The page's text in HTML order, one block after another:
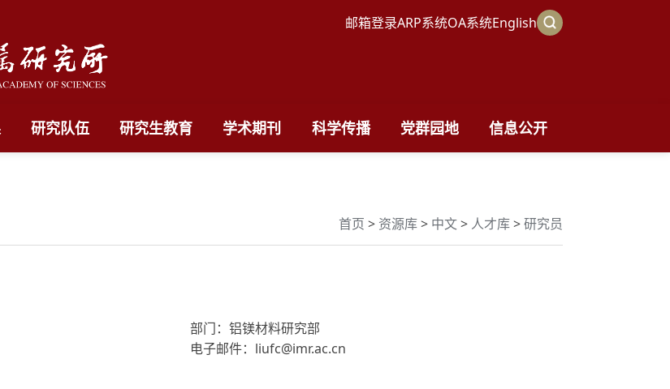
邮箱登录ARP系统OA系统English
研究队伍 研究生教育 学术期刊 科学传播 党群园地 信息公开
首页 > 资源库> 中文> 人才库>研究员
部门：铝镁材料研究部
电子邮件：liufc@imr.ac.cn